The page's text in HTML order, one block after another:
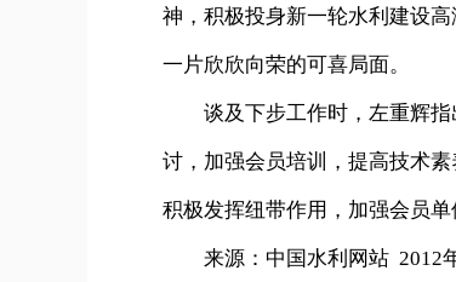
神，积极投身新一轮水利建设
一片欣欣向荣的可喜局面。
谈及下步工作时，左重辉指
讨，加强会员培训，提高技术
积极发挥纽带作用，加强会员
来源：中国水利网站 2012